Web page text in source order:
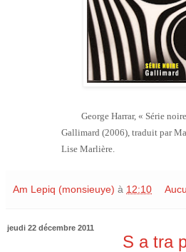
George Harrar, « Série noire
Gallimard (2006), traduit par
Lise Marlière.
Am Lepiq (monsieuye) à 12:10
jeudi 22 décembre 2011
S a tra